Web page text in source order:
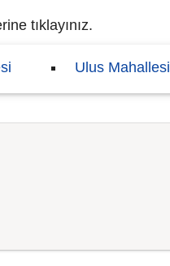
tıklayınız.
Ulus Mahallesi